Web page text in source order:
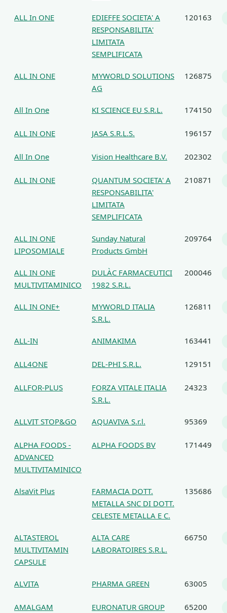
ALL In ONE
EDIEFFE SOCIETA' A
RESPONSABILITA'
LIMITATA
SEMPLIFICATA
120163
ALL IN ONE
MYWORLD SOLUTIONS
AG
126875
All In One KI SCIENCE EU S.R.L. 174150
ALL IN ONE JASA S.R.L.S. 196157
All In One Vision Healthcare B.V. 202302
ALL IN ONE
QUANTUM SOCIETA' A
RESPONSABILITA'
LIMITATA
SEMPLIFICATA
210871
ALL IN ONE
LIPOSOMIALE
Sunday Natural
Products GmbH
209764
ALL IN ONE
MULTIVITAMINICO
DULÀC FARMACEUTICI
1982 S.R.L.
200046
ALL IN ONE+
MYWORLD ITALIA
S.R.L.
126811
ALL-IN ANIMAKIMA 163441
ALL4ONE DEL-PHI S.R.L. 129151
ALLFOR-PLUS
FORZA VITALE ITALIA
S.R.L.
24323
ALLVIT STOP&GO AQUAVIVA S.r.l. 95369
ALPHA FOODS -
ADVANCED
MULTIVITAMINICO
ALPHA FOODS BV 171449
AlsaVit Plus
FARMACIA DOTT.
METALLA SNC DI DOTT.
CELESTE METALLA E C.
135686
ALTASTEROL
MULTIVITAMIN
CAPSULE
ALTA CARE
LABORATOIRES S.R.L.
66750
ALVITA PHARMA GREEN 63005
AMALGAM EURONATUR GROUP 65200